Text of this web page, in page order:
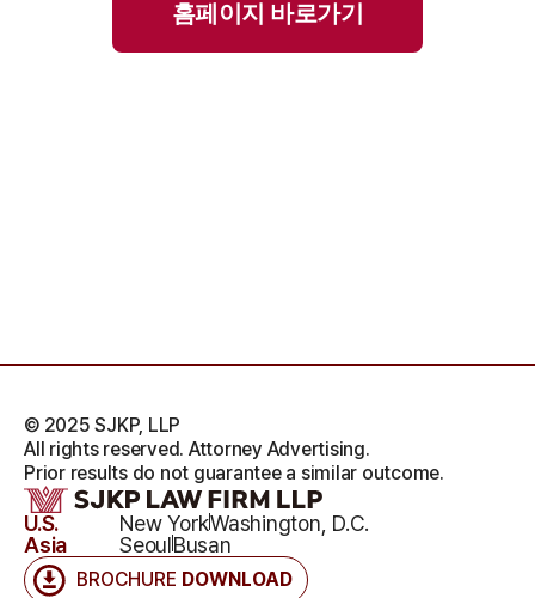
홈페이지 바로가기
BROCHURE DOWNLOAD
U.S. New YorkWashington, D.C.
Asia
SeoulBusan
© 2025 SJKP, LLP
All rights reserved. Attorney Advertising.
Prior results do not guarantee a similar outcome.